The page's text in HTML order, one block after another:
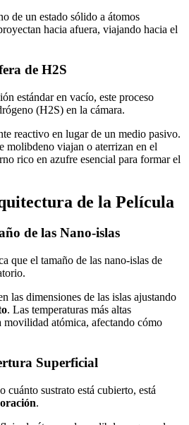
de un estado sólido a átomos
hacia afuera, viajando hacia el
de H2S
estándar en vacío, este proceso
(H2S) en la cámara.
reactivo en lugar de un medio pasivo.
molibdeno viajan o aterrizan en el
rico en azufre esencial para formar el
de la Película
de las Nano-islas
que el tamaño de las nano-islas de
las dimensiones de las islas ajustando
. Las temperaturas más altas
movilidad atómica, afectando cómo
Superficial
cuánto sustrato está cubierto, está
.